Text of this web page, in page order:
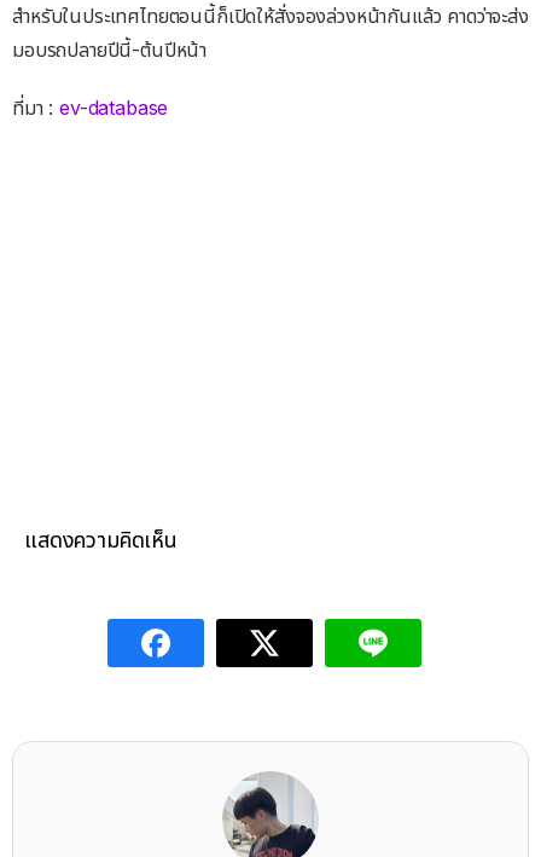
สำหรับในประเทศไทยตอนนี้ก็เปิดให้สั่งจองล่วงหน้ากันแล้ว คาดว่าจะส่ง
มอบรถปลายปีนี้-ต้นปีหน้า
ที่มา :ev-database
แสดงความคิดเห็น